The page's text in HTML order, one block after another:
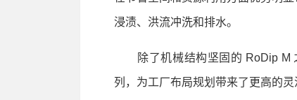
浸渍、洪流冲洗和排水。
除了机械结构坚固的 RoDip M
列，为工厂布局规划带来了更高的灵